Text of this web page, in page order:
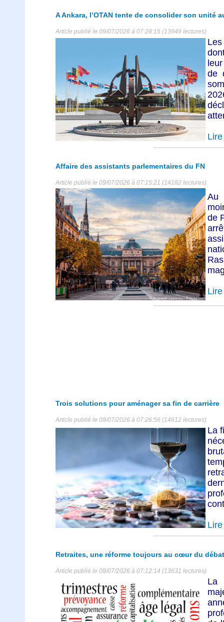
A Ankara, l’OTAN tente de consolider son unité
Article publié le 09/07/2026 à 07:28:15 (13949 lectures)
de
Affaire des assistants parlementaires du FN
Article publié le 09/07/2026 à 07:15:21 (14182 lectures)
Au
de
Trois solutions pour aménager sa fin de carrière
Article publié le 08/07/2026 à 07:26:56 (14612 lectures)
La
Retraites, une réforme toujours au cœur du
Article publié le 08/07/2026 à 07:12:14 (13631 lectures)
La